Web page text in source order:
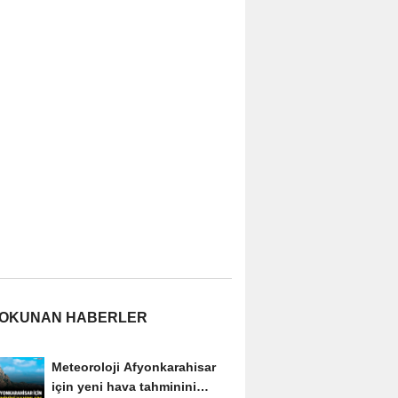
HABERLER
Meteoroloji Afyonkarahisar
için yeni hava tahminini